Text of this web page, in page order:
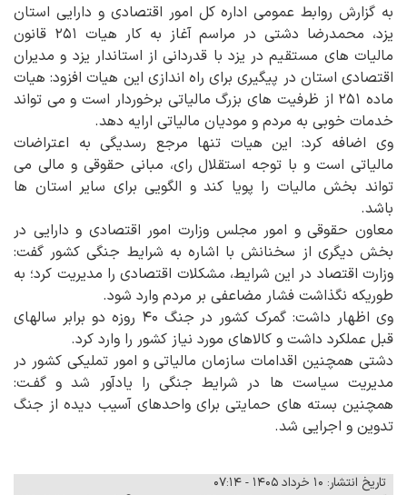
به گزارش روابط عمومی اداره کل امور اقتصادی و دارایی استان
یزد، محمدرضا دشتی در مراسم آغاز به کار هیات ۲۵۱ قانون
مالیات های مستقیم در یزد با قدردانی از استاندار یزد و مدیران
اقتصادی استان در پیگیری برای راه اندازی این هیات افزود: هیات
ماده ۲۵۱ از ظرفیت های بزرگ مالیاتی برخوردار است و می تواند
خدمات خوبی به مردم و مودیان مالیاتی ارایه دهد.
وی اضافه کرد: این هیات تنها مرجع رسدیگی به اعتراضات
مالیاتی است و با توجه استقلال رای، مبانی حقوقی و مالی می
تواند بخش مالیات را پویا کند و الگویی برای سایر استان ها
باشد.
معاون حقوقی و امور مجلس وزارت امور اقتصادی و دارایی در
بخش دیگری از سخنانش با اشاره به شرایط جنگی کشور گفت:
وزارت اقتصاد در این شرایط، مشکلات اقتصادی را مدیریت کرد؛ به
طوریکه نگذاشت فشار مضاعفی بر مردم وارد شود.
وی اظهار داشت: گمرک کشور در جنگ ۴۰ روزه دو برابر سالهای
قبل عملکرد داشت و کالاهای مورد نیاز کشور را وارد کرد.
دشتی همچنین اقدامات سازمان مالیاتی و امور تملیکی کشور در
مدیریت سیاست ها در شرایط جنگی را یادآور شد و گفـت:
همچنین بسته های حمایتی برای واحدهای آسیب دیده از جنگ
تدوین و اجرایی شد.
تاریخ انتشار: ۱۰ خرداد ۱۴۰۵ - ۰۷:۱۴